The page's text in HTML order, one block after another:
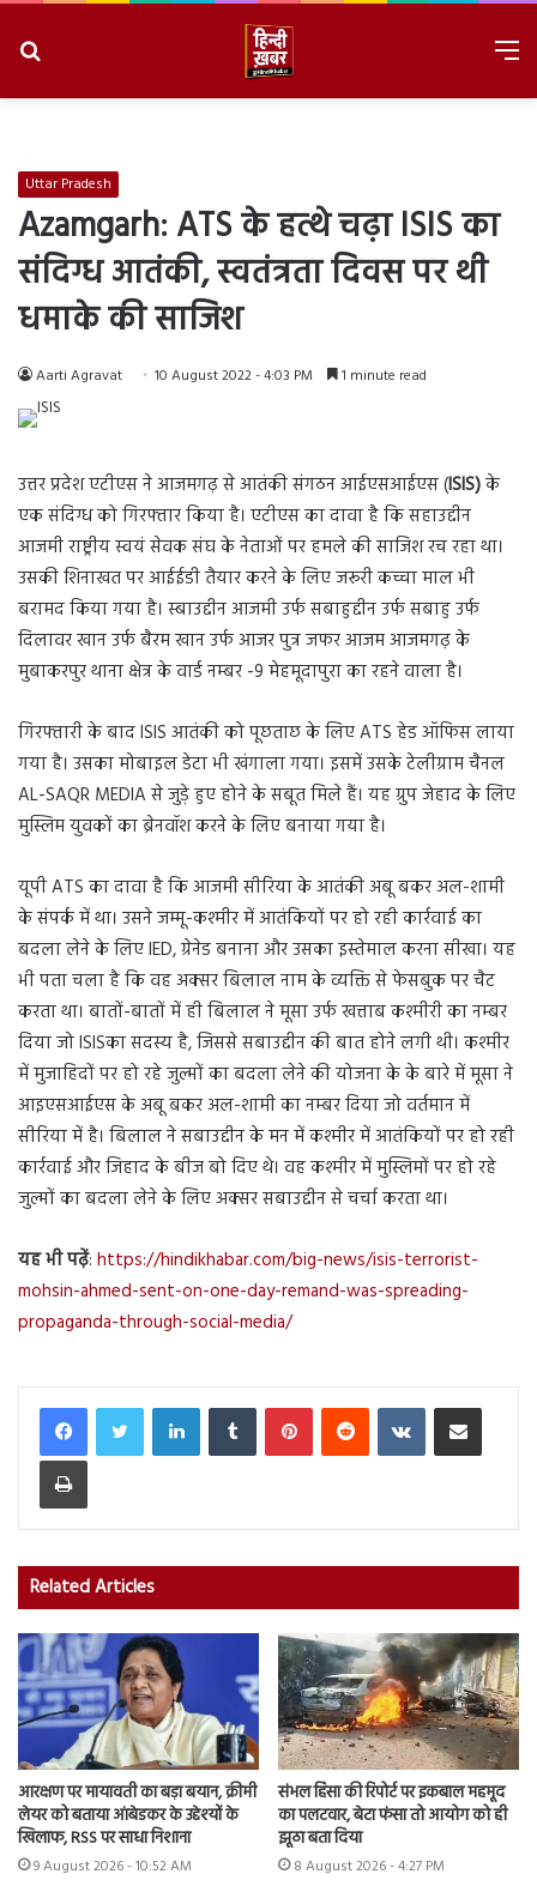
Uttar Pradesh
Azamgarh: ATS के हत्थे चढ़ा ISIS का
संदिग्ध आतंकी, स्वतंत्रता दिवस पर थी
धमाके की साजिश
Aarti Agravat 10 August 2022 - 4:03 PM 1 minute read
उत्तर प्रदेश एटीएस ने आजमगढ़ से आतंकी संगठन आईएसआईएस (ISIS)के
एक संदिग्ध को गिरफ्तार किया है। एटीएस का दावा है कि सहाउद्दीन
आजमी राष्ट्रीय स्वयं सेवक संघ के नेताओं पर हमले की साजिश रच रहा था।
उसकी शिनाखत पर आईईडी तैयार करने के लिए जरूरी कच्चा माल भी
बरामद किया गया है। स्बाउद्दीन आजमी उर्फ सबाहुद्दीन उर्फ सबाहु उर्फ
दिलावर खान उर्फ बैरम खान उर्फ आजर पुत्र जफर आजम आजमगढ़ के
मुबाकरपुर थाना क्षेत्र के वार्ड नम्बर -9 मेहमूदापुरा का रहने वाला है।
गिरफ्तारी के बाद ISIS आतंकी को पूछताछ के लिए ATS हेड ऑफिस लाया
गया है। उसका मोबाइल डेटा भी खंगाला गया। इसमें उसके टेलीग्राम चैनल
AL-SAQR MEDIA से जुड़े हुए होने के सबूत मिले हैं। यह ग्रुप जेहाद के लिए
मुस्लिम युवकों का ब्रेनवॉश करने के लिए बनाया गया है।
यूपी ATS का दावा है कि आजमी सीरिया के आतंकी अबू बकर अल-शामी
के संपर्क में था। उसने जम्मू-कश्मीर में आतंकियों पर हो रही कार्रवाई का
बदला लेने के लिए IED, ग्रेनेड बनाना और उसका इस्तेमाल करना सीखा। यह
भी पता चला है कि वह अक्सर बिलाल नाम के व्यक्ति से फेसबुक पर चैट
करता था। बातों-बातों में ही बिलाल ने मूसा उर्फ खत्ताब कश्मीरी का नम्बर
दिया जो ISISका सदस्य है, जिससे सबाउद्दीन की बात होने लगी थी। कश्मीर
में मुजाहिदों पर हो रहे जुल्मों का बदला लेने की योजना के के बारे में मूसा ने
आइएसआईएस के अबू बकर अल-शामी का नम्बर दिया जो वर्तमान में
सीरिया में है। बिलाल ने सबाउद्दीन के मन में कश्मीर में आतंकियों पर हो रही
कार्रवाई और जिहाद के बीज बो दिए थे। वह कश्मीर में मुस्लिमों पर हो रहे
जुल्मों का बदला लेने के लिए अक्सर सबाउद्दीन से चर्चा करता था।
यह भी पढ़ें: https://hindikhabar.com/big-news/isis-terrorist-
mohsin-ahmed-sent-on-one-day-remand-was-spreading-
propaganda-through-social-media/
LinkedInTumblr PinterestReddit VKontakteShare via Email
Print
Related Articles
आरक्षण पर मायावती का बड़ा बयान, क्रीमी
लेयर को बताया आंबेडकर के उद्देश्यों के
खिलाफ, RSS पर साधा निशाना
9 August 2026 - 10:52 AM
संभल हिंसा की रिपोर्ट पर इकबाल महमूद
का पलटवार, बेटा फंसा तो आयोग को ही
झूठा बता दिया
8 August 2026 - 4:27 PM